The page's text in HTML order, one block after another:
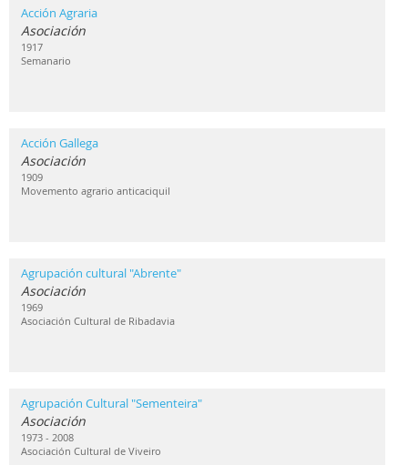
Acción Agraria
Asociación
1917
Semanario
Acción Gallega
Asociación
1909
Movemento agrario anticaciquil
Agrupación cultural "Abrente"
Asociación
1969
Asociación Cultural de Ribadavia
Agrupación Cultural "Sementeira"
Asociación
1973 - 2008
Asociación Cultural de Viveiro